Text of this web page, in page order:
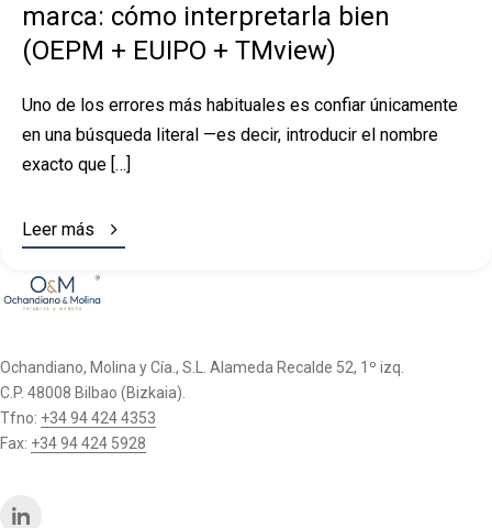
marca: cómo interpretarla bien
(OEPM + EUIPO + TMview)
Uno de los errores más habituales es confiar únicamente
en una búsqueda literal —es decir, introducir el nombre
exacto que […]
Leer más 
Ochandiano, Molina y Cía., S.L. Alameda Recalde 52, 1º izq.
C.P. 48008 Bilbao (Bizkaia).
Tfno: +34 94 424 4353
Fax: +34 94 424 5928